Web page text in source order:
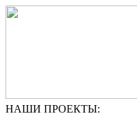
НАШИ ПРОЕКТЫ: